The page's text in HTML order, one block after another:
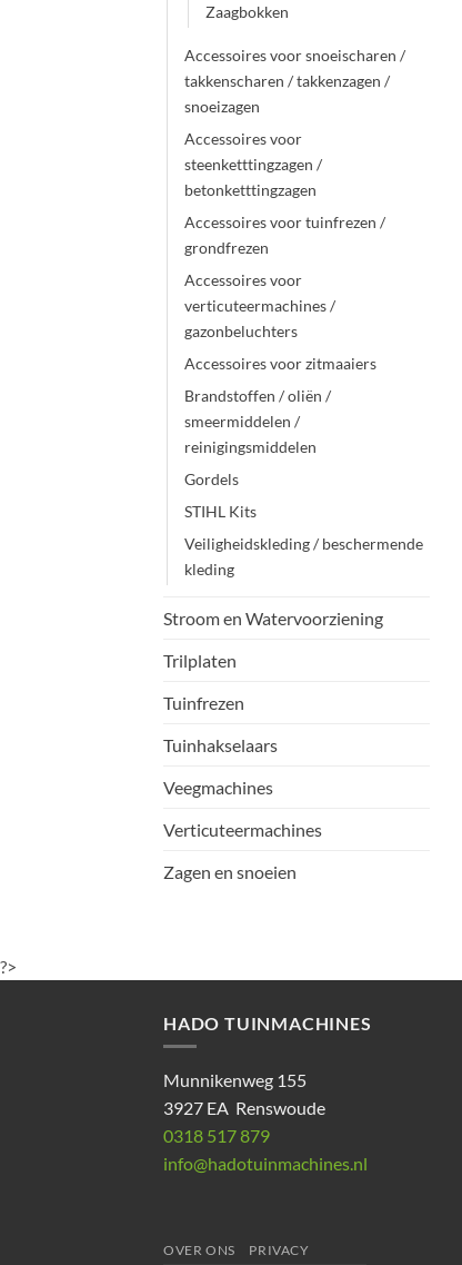
Zaagbokken
Accessoires voor snoeischaren /
takkenscharen / takkenzagen /
snoeizagen
Accessoires voor
steenketttingzagen /
betonketttingzagen
Accessoires voor tuinfrezen /
grondfrezen
Accessoires voor
verticuteermachines /
gazonbeluchters
Accessoires voor zitmaaiers
Brandstoffen / oliën /
smeermiddelen /
reinigingsmiddelen
Gordels
STIHL Kits
Veiligheidskleding / beschermende
kleding
Stroom en Watervoorziening
Trilplaten
Tuinfrezen
Tuinhakselaars
Veegmachines
Verticuteermachines
Zagen en snoeien
?>
HADO TUINMACHINES
Munnikenweg 155
3927 EA Renswoude
0318 517 879
info@hadotuinmachines.nl
OVER ONS PRIVACY